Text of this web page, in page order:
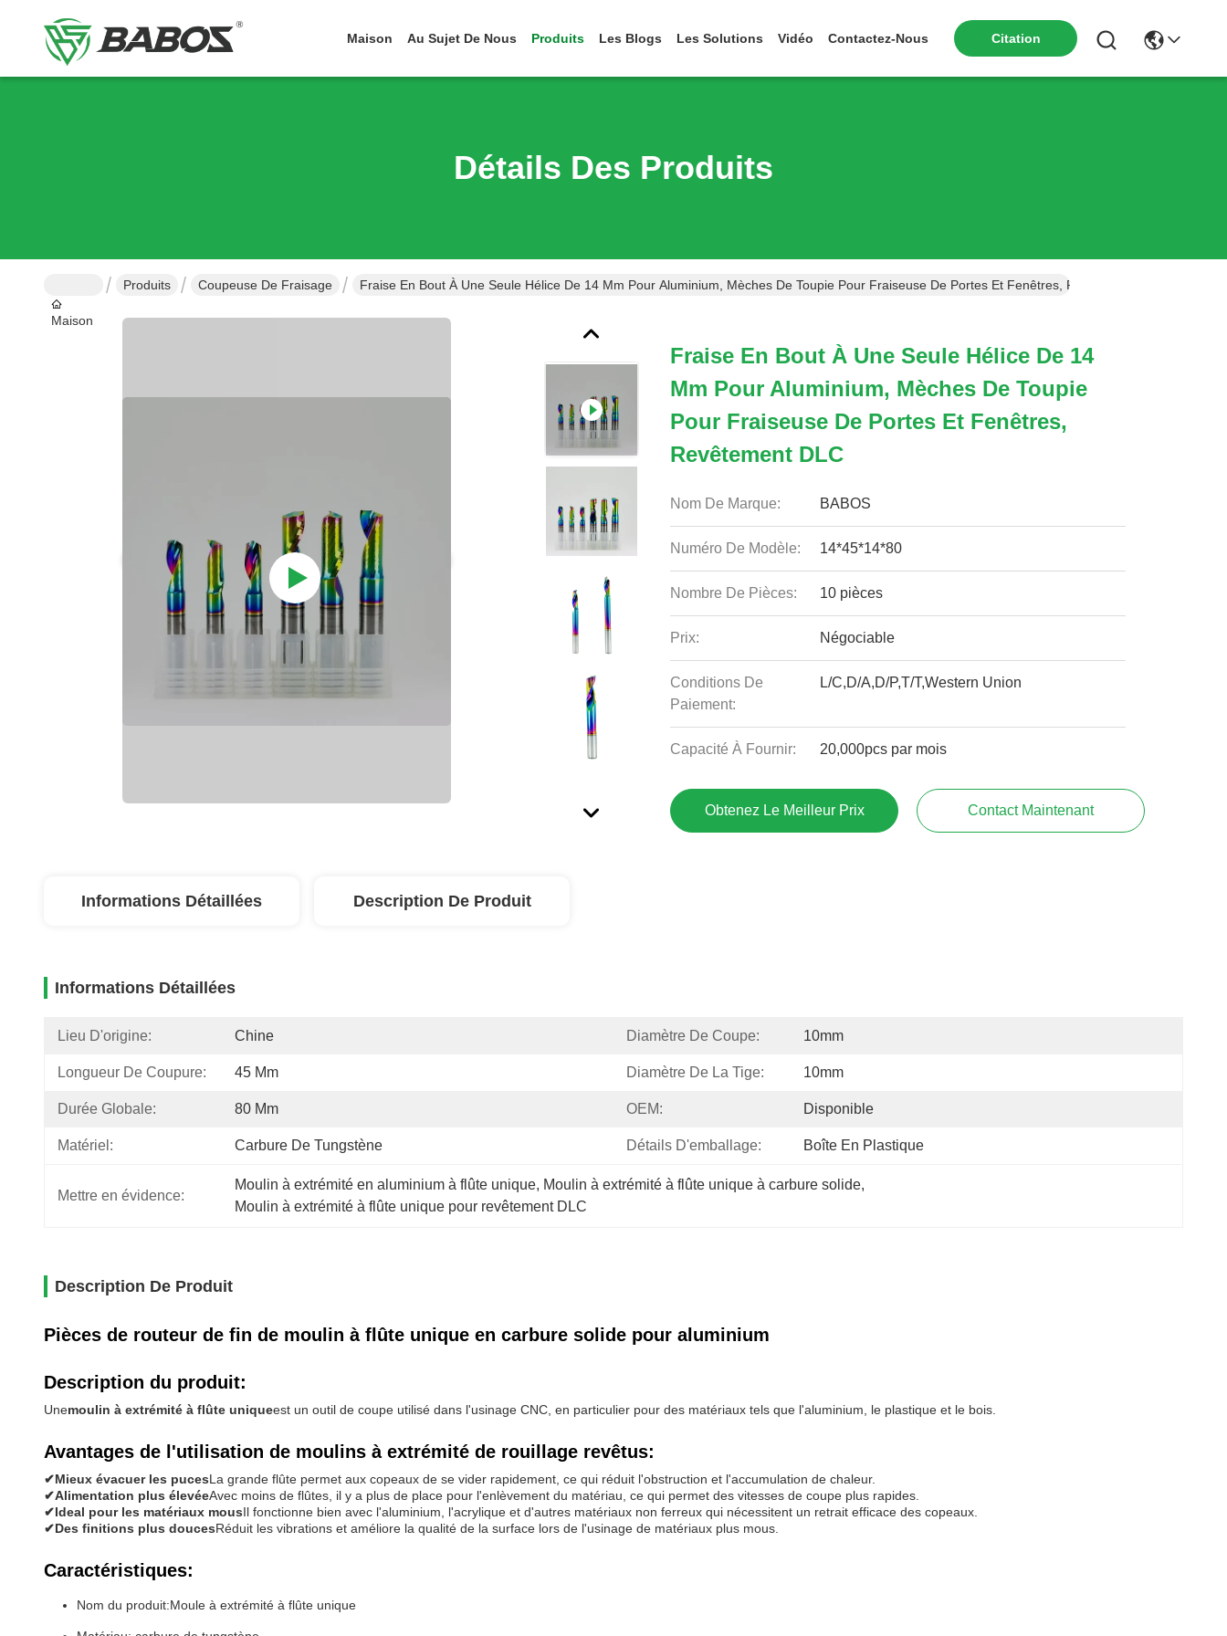
Maison Au Sujet De Nous Produits Les Blogs Les Solutions Vidéo Contactez-Nous Citation
Détails Des Produits
Maison
Produits Coupeuse De Fraisage Fraise En Bout À Une Seule Hélice De 14 Mm Pour Aluminium, Mèches De Toupie Pour Fraiseuse De Portes Et Fenêtres, Revêtement DLC
Fraise En Bout À Une Seule Hélice De 14
Mm Pour Aluminium, Mèches De Toupie
Pour Fraiseuse De Portes Et Fenêtres,
Revêtement DLC
Nom De Marque: BABOS
Numéro De Modèle: 14*45*14*80
Nombre De Pièces: 10 pièces
Prix: Négociable
Conditions De
Paiement:
L/C,D/A,D/P,T/T,Western Union
Capacité À Fournir: 20,000pcs par mois
Obtenez Le Meilleur Prix Contact Maintenant
Informations Détaillées Description De Produit
Informations Détaillées
Lieu D'origine: Chine Diamètre De Coupe: 10mm
Longueur De Coupure: 45 Mm Diamètre De La Tige: 10mm
Durée Globale: 80 Mm OEM: Disponible
Matériel: Carbure De Tungstène Détails D'emballage: Boîte En Plastique
Mettre en évidence:
Moulin à extrémité en aluminium à flûte unique, Moulin à extrémité à flûte unique à carbure solide,
Moulin à extrémité à flûte unique pour revêtement DLC
Description De Produit
Pièces de routeur de fin de moulin à flûte unique en carbure solide pour aluminium
Description du produit:
Unemoulin à extrémité à flûte uniqueest un outil de coupe utilisé dans l'usinage CNC, en particulier pour des matériaux tels que l'aluminium, le plastique et le bois.
Avantages de l'utilisation de moulins à extrémité de rouillage revêtus:
✔Mieux évacuer les pucesLa grande flûte permet aux copeaux de se vider rapidement, ce qui réduit l'obstruction et l'accumulation de chaleur.
✔Alimentation plus élevéeAvec moins de flûtes, il y a plus de place pour l'enlèvement du matériau, ce qui permet des vitesses de coupe plus rapides.
✔Ideal pour les matériaux mousIl fonctionne bien avec l'aluminium, l'acrylique et d'autres matériaux non ferreux qui nécessitent un retrait efficace des copeaux.
✔Des finitions plus doucesRéduit les vibrations et améliore la qualité de la surface lors de l'usinage de matériaux plus mous.
Caractéristiques:
Nom du produit:Moule à extrémité à flûte unique